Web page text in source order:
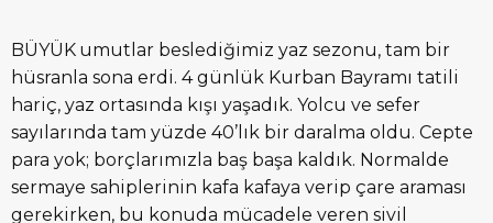
BÜYÜK umutlar beslediğimiz yaz sezonu, tam bir
hüsranla sona erdi. 4 günlük Kurban Bayramı tatili
hariç, yaz ortasında kışı yaşadık. Yolcu ve sefer
sayılarında tam yüzde 40’lık bir daralma oldu. Cepte
para yok; borçlarımızla baş başa kaldık. Normalde
sermaye sahiplerinin kafa kafaya verip çare araması
gerekirken, bu konuda mücadele veren sivil